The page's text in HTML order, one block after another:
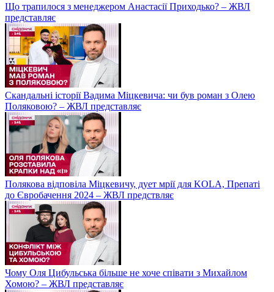
Що трапилося з менеджером Анастасії Приходько? – ЖВЛ
представляє
Скандальні історії Вадима Міцкевича: чи був роман з Олею
Поляковою? – ЖВЛ представляє
Полякова відповіла Міцкевичу, дует мрії для KOLA, Препаті
до Євробачення 2024 – ЖВЛ предствляє
Чому Оля Цибульська більше не хоче співати з Михайлом
Хомою? – ЖВЛ представляє